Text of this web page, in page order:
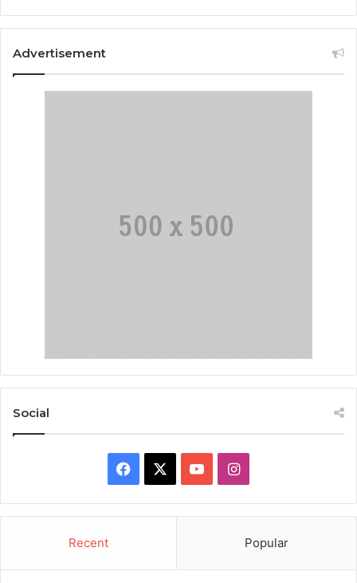
Advertisement
Social
Facebook YouTubeInstagram
Recent Popular